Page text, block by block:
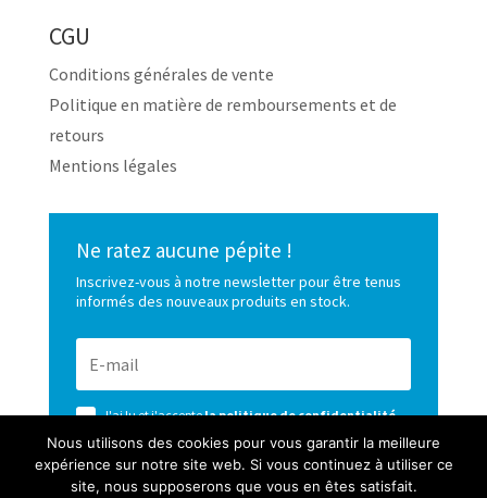
CGU
Conditions générales de vente
Politique en matière de remboursements et de
retours
Mentions légales
Ne ratez aucune pépite !
Inscrivez-vous à notre newsletter pour être tenus
informés des nouveaux produits en stock.
J'ai lu et j'acceptela politique de confidentialité
de ce site
S’ABONNER
Nous utilisons des cookies pour vous garantir la meilleure
expérience sur notre site web. Si vous continuez à utiliser ce
site, nous supposerons que vous en êtes satisfait.